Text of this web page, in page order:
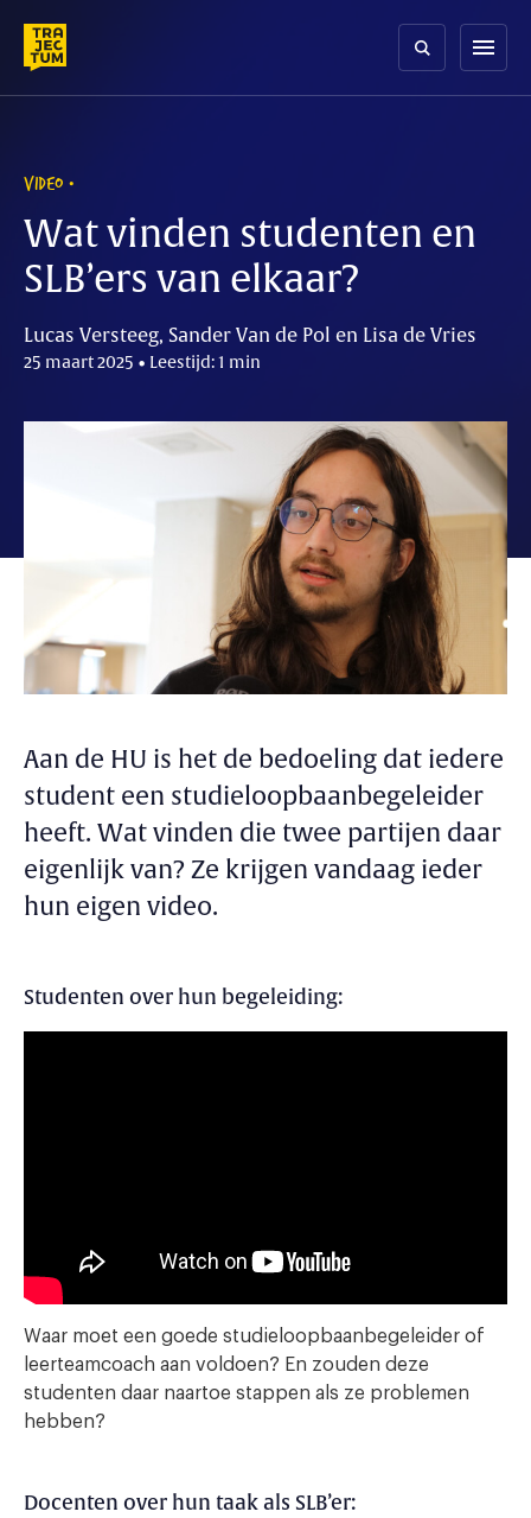
content
menu
VIDEO
Wat vinden studenten en
SLB’ers van elkaar?
Lucas Versteeg, Sander Van de Pol en Lisa de Vries
25 maart 2025 • Leestijd: 1 min
Aan de HU is het de bedoeling dat iedere
student een studieloopbaanbegeleider
heeft. Wat vinden die twee partijen daar
eigenlijk van? Ze krijgen vandaag ieder
hun eigen video.
Studenten over hun begeleiding:
Waar moet een goede studieloopbaanbegeleider of
leerteamcoach aan voldoen? En zouden deze
studenten daar naartoe stappen als ze problemen
hebben?
Docenten over hun taak als SLB’er: